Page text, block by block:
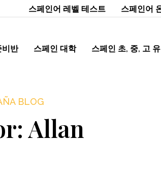
스페인어 레벨 테스트 스페인어
비반 스페인 대학 스페인 초, 중, 고
BLOG
Allan